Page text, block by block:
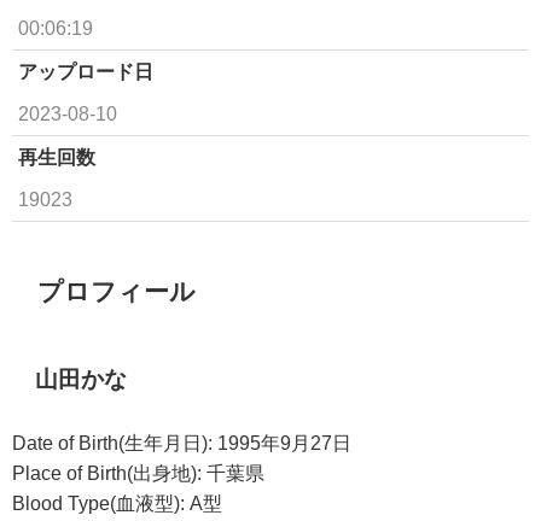
00:06:19
アップロード日
2023-08-10
再生回数
19023
プロフィール
山田かな
Date of Birth(生年月日): 1995年9月27日
Place of Birth(出身地): 千葉県
Blood Type(血液型): A型